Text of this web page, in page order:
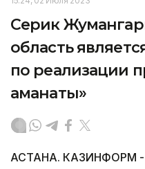
Серик
область
по реализации
аманаты»
АСТАНА. КАЗИНФОРМ -